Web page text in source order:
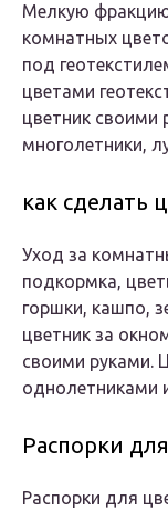
Мелкую
комнатных
под
цветами
цветник своими
многолетники,
как сделать
Уход за
подкормка,
горшки, кашпо,
цветник за
своими руками.
однолетниками
Распорки
Распорки для